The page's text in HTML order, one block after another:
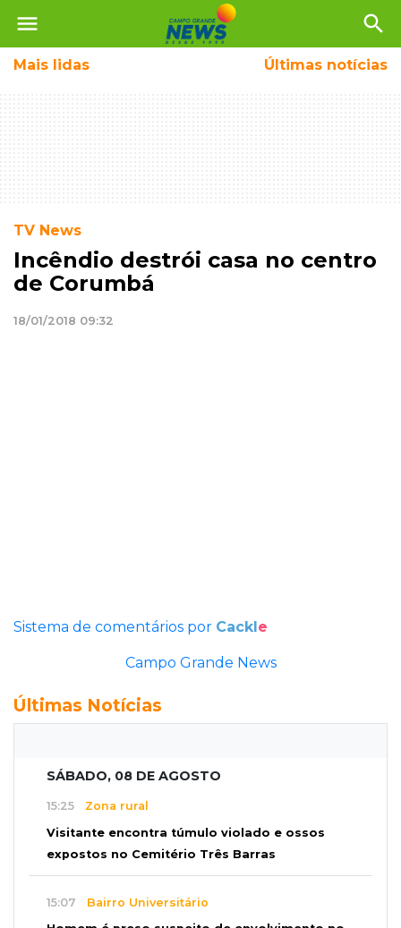
menu search
Mais lidas Últimas notícias
TV News
Incêndio destrói casa no centro
de Corumbá
18/01/2018 09:32
Sistema de comentários por Cackle
Campo Grande News
Últimas Notícias
SÁBADO, 08 DE AGOSTO
15:25 Zona rural
Visitante encontra túmulo violado e ossos
expostos no Cemitério Três Barras
15:07 Bairro Universitário